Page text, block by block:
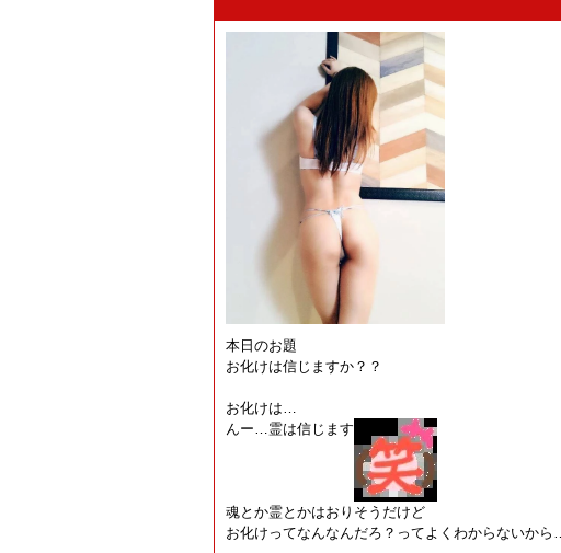
本日のお題
お化けは信じますか？？
お化けは…
んー…霊は信じます
魂とか霊とかはおりそうだけど
お化けってなんなんだろ？ってよくわからないから…